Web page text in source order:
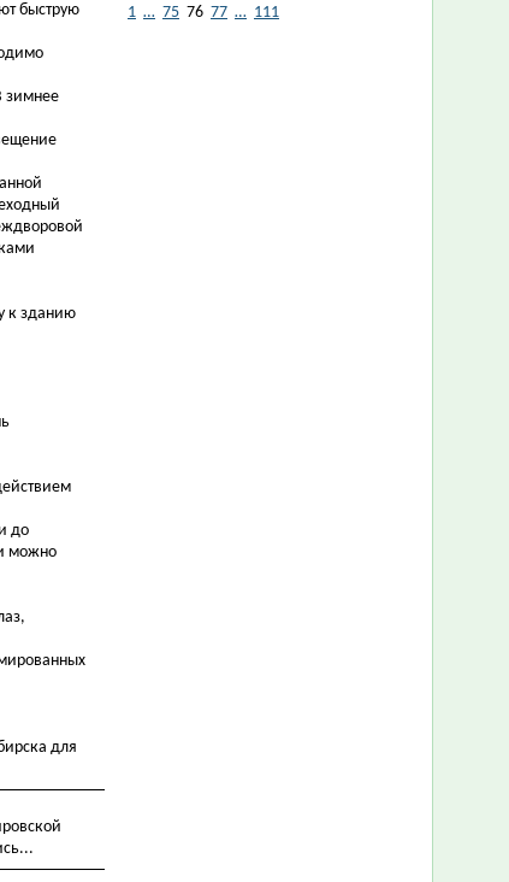
быструю
зимнее
к зданию
до
можно
для
1 … 75 76 77 … 111